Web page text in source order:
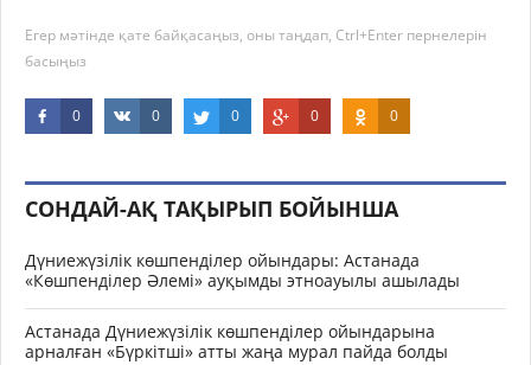
Егер мәтінде қате байқасаңыз, оны таңдап, Ctrl+Enter пернелерін
басыңыз
0 0 0 0 0
СОНДАЙ-АҚ ТАҚЫРЫП БОЙЫНША
Дүниежүзілік көшпенділер ойындары: Астанада
«Көшпенділер Әлемі» ауқымды этноауылы ашылады
Астанада Дүниежүзілік көшпенділер ойындарына
арналған «Бүркітші» атты жаңа мурал пайда болды